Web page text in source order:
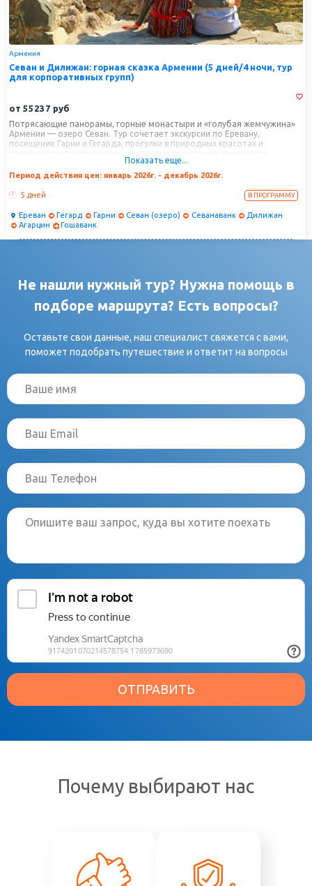
Армения
Севан и Дилижан: горная сказка Армении (5 дней/4 ночи, тур
для корпоративных групп)
от 55237 руб
Потрясающие панорамы, горные монастыри и «голубая жемчужина»
Армении — озеро Севан. Тур сочетает экскурсии по Еревану,
посещение Гарни и Гегарда, прогулки в природных красотах и
Показать еще...
Период действия цен: январь 2026г. - декабрь 2026г.
5 дней В ПРОГРАММУ
Ереван Гегард Гарни Севан (озеро) Севанаванк
Дилижан
Агарцин
Гошаванк
Не нашли нужный тур? Нужна помощь в
подборе маршрута? Есть вопросы?
Оставьте свои данные, наш специалист свяжется с вами,
поможет подобрать путешествие и ответит на вопросы
ОТПРАВИТЬ
Почему выбирают нас